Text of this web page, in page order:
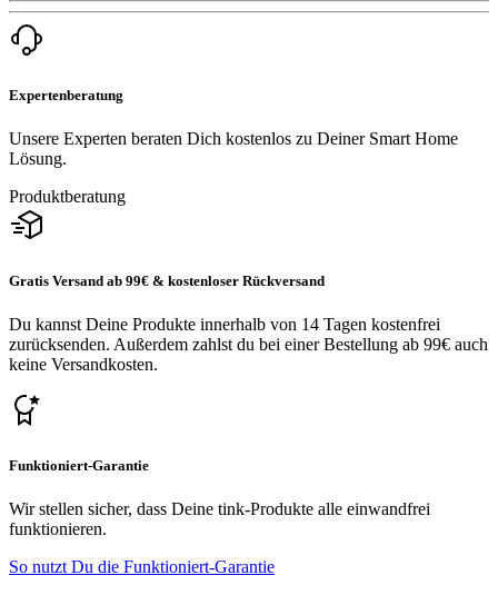
Expertenberatung
Unsere Experten beraten Dich kostenlos zu Deiner Smart Home
Lösung.
Produktberatung
Gratis Versand ab 99€ & kostenloser Rückversand
Du kannst Deine Produkte innerhalb von 14 Tagen kostenfrei
zurücksenden. Außerdem zahlst du bei einer Bestellung ab 99€ auch
keine Versandkosten.
Funktioniert-Garantie
Wir stellen sicher, dass Deine tink-Produkte alle einwandfrei
funktionieren.
So nutzt Du die Funktioniert-Garantie